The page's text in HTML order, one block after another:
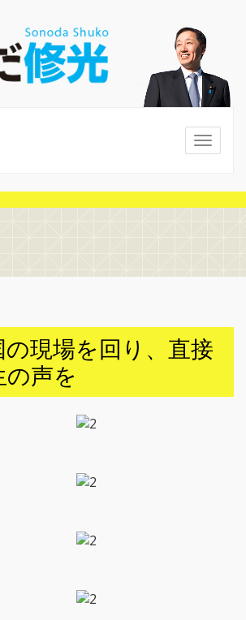
MENU
の現場を回り、直接
の声を